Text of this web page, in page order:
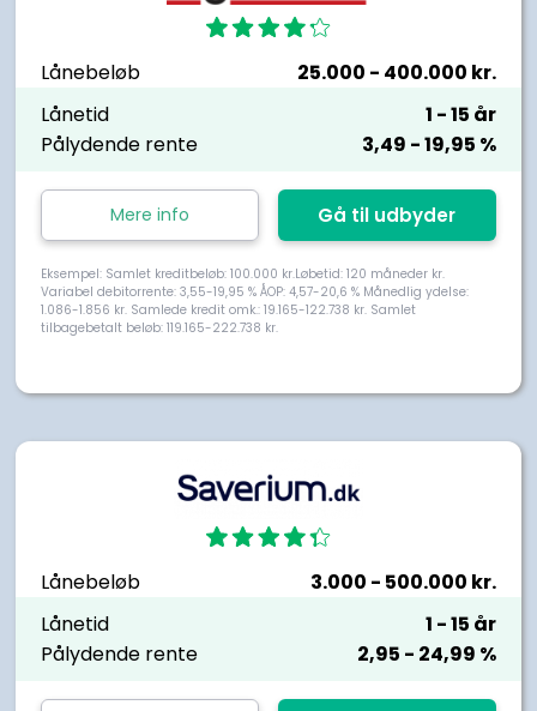
Lånebeløb 25.000 - 400.000 kr.
Lånetid
1 - 15 år
Pålydende rente
3,49 - 19,95 %
Mere info Gå til udbyder
Eksempel: Samlet kreditbeløb: 100.000 kr.Løbetid: 120 måneder kr.
Variabel debitorrente: 3,55-19,95 % ÅOP: 4,57-20,6 % Månedlig ydelse:
1.086-1.856 kr. Samlede kredit omk.: 19.165-122.738 kr. Samlet
tilbagebetalt beløb: 119.165-222.738 kr.
Lånebeløb 3.000 - 500.000 kr.
Lånetid
1 - 15 år
Pålydende rente
2,95 - 24,99 %